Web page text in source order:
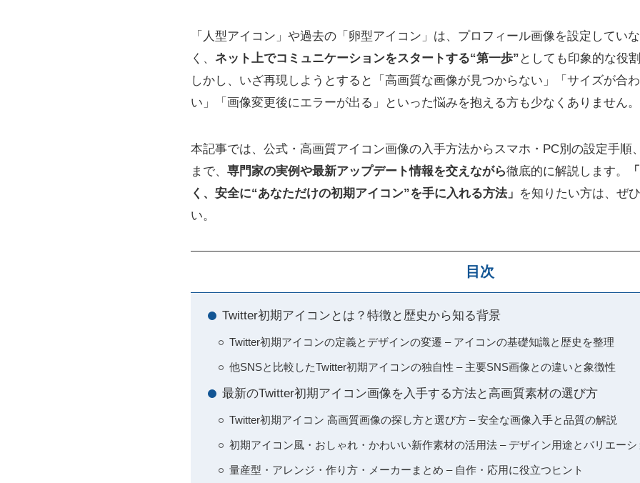
「人型アイコン」や過去の「卵型アイコン」は、プロフィール画像を設定してい
く、 ネット上でコミュニケーションをスタートする“第一歩” としても印象的な役
しかし、いざ再現しようとすると「高画質な画像が見つからない」「サイズが合
い」「画像変更後にエラーが出る」といった悩みを抱える方も少なくありません。
本記事では、公式・高画質アイコン画像の入手方法からスマホ・PC別の設定手順
まで、 専門家の実例や最新アップデート情報を交えながら徹底的に解説します。
く、安全に“あなただけの初期アイコン”を手に入れる方法」 を知りたい方は、ぜ
い。
目次
Twitter初期アイコンとは？特徴と歴史から知る背景
Twitter初期アイコンの定義とデザインの変遷 – アイコンの基礎知識と歴史を整理
他SNSと比較したTwitter初期アイコンの独自性 – 主要SNS画像との違いと象徴性
最新のTwitter初期アイコン画像を入手する方法と高画質素材の選び方
Twitter初期アイコン 高画質画像の探し方と選び方 – 安全な画像入手と品質の解説
初期アイコン風・おしゃれ・かわいい新作素材の活用法 – デザイン用途とバリエーシ
量産型・アレンジ・作り方・メーカーまとめ – 自作・応用に役立つヒント